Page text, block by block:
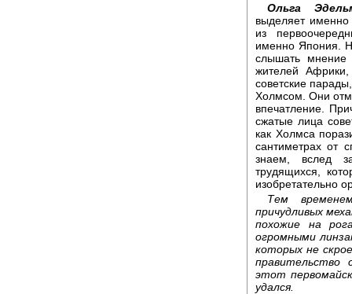
Ольга
выделяет
из
именно Япония.
слышать мнение
жителей
советские
Холмсом. Они
впечатление.
сжатые лица
как Холмса
сантиметрах от
знаем, вслед
трудящихся,
изобретательно
Тем
причудливых
похожие на
огромными
которых не
правительство
этот
удался.